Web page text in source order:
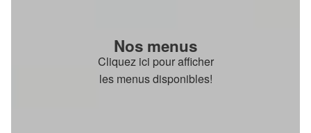
Nos menus
Cliquez ici pour afficher
les menus disponibles!